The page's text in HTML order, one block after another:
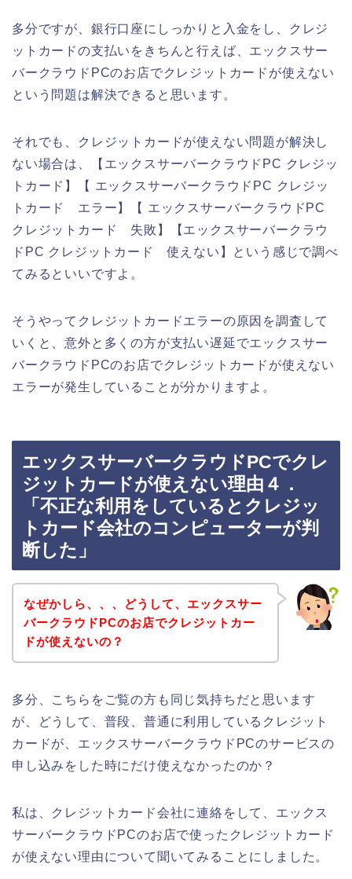
多分ですが、銀行口座にしっかりと入金をし、クレジ
ットカードの支払いをきちんと行えば、エックスサー
バークラウドPCのお店でクレジットカードが使えない
という問題は解決できると思います。
それでも、クレジットカードが使えない問題が解決し
ない場合は、【エックスサーバークラウドPC クレジッ
トカード】【 エックスサーバークラウドPC クレジッ
トカード エラー】【 エックスサーバークラウドPC
クレジットカード 失敗】【エックスサーバークラウ
ドPC クレジットカード 使えない】という感じで調べ
てみるといいですよ。
そうやってクレジットカードエラーの原因を調査して
いくと、意外と多くの方が支払い遅延でエックスサー
バークラウドPCのお店でクレジットカードが使えない
エラーが発生していることが分かりますよ。
エックスサーバークラウドPCでクレ
ジットカードが使えない理由４．
「不正な利用をしているとクレジッ
トカード会社のコンピューターが判
断した」
なぜかしら、、、どうして、エックスサー
バークラウドPCのお店でクレジットカー
ドが使えないの？
多分、こちらをご覧の方も同じ気持ちだと思います
が、どうして、普段、普通に利用しているクレジット
カードが、エックスサーバークラウドPCのサービスの
申し込みをした時にだけ使えなかったのか？
私は、クレジットカード会社に連絡をして、エックス
サーバークラウドPCのお店で使ったクレジットカード
が使えない理由について聞いてみることにしました。